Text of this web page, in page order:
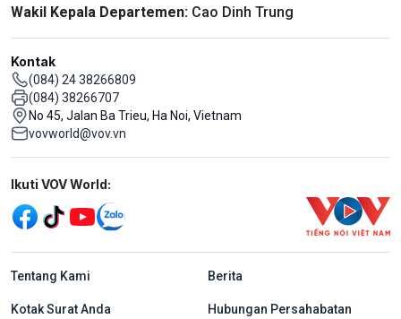
Wakil Kepala Departemen: Cao Dinh Trung
Kontak
(084) 24 38266809
(084) 38266707
No 45, Jalan Ba Trieu, Ha Noi, Vietnam
vovworld@vov.vn
Mạng xã hội
Ikuti VOV World:
menu footer tiếng Indo
Tentang Kami Berita
Kotak Surat Anda
Hubungan Persahabatan